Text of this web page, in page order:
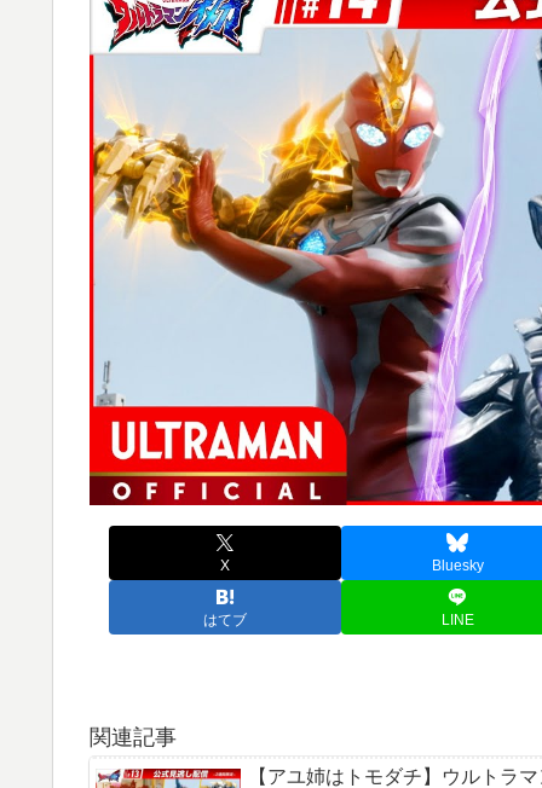
X Bluesky
はてブ LINE
関連記事
【アユ姉はトモダチ】ウルトラ